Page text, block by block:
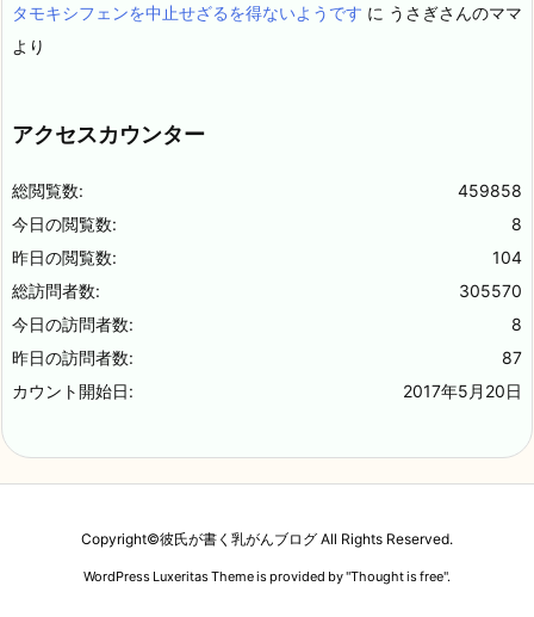
タモキシフェンを中止せざるを得ないようです に うさぎさんのママ
より
アクセスカウンター
459858
総閲覧数:
8
今日の閲覧数:
104
昨日の閲覧数:
305570
総訪問者数:
8
今日の訪問者数:
87
昨日の訪問者数:
2017年5月20日
カウント開始日:
Copyright©彼氏が書く乳がんブログ All Rights Reserved.
WordPress Luxeritas Theme is provided by "Thought is free".